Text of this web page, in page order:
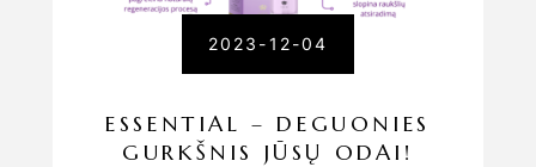
2023-12-04
ESSENTIAL – DEGUONIES
GURKŠNIS JŪSŲ ODAI!